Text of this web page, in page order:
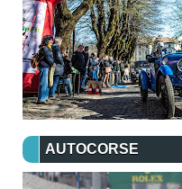
AUTOCORSE